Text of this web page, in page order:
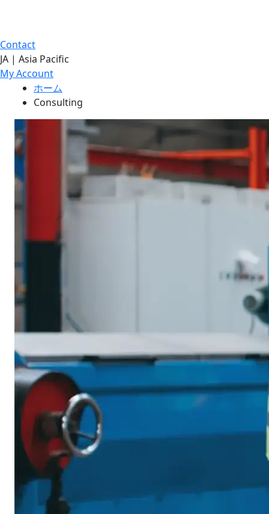
Contact
JA | Asia Pacific
My Account
ホーム
Consulting